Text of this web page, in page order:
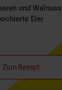
und
Eier
Zum Rezept